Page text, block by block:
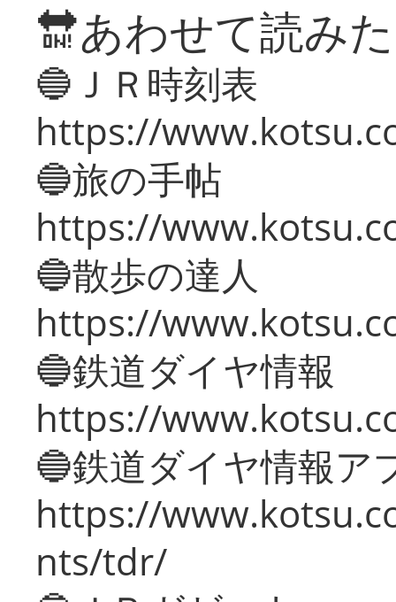
🔛あわせて読み
🔵ＪＲ時刻表
https://
🔵旅の手帖
https://
🔵散歩の達人
https://
🔵鉄道ダイヤ情報
https://
🔵鉄道ダイヤ情報ア
https://
nts/tdr/